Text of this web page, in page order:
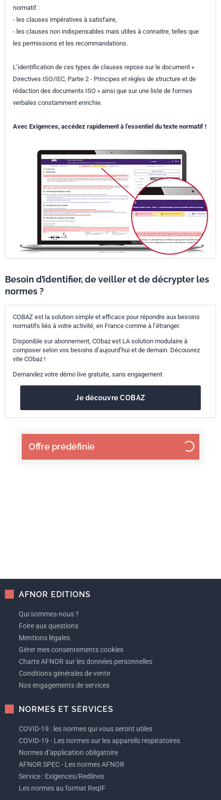
Offre prédéfinie
normatif :
- les clauses impératives à satisfaire,
- les clauses non indispensables mais utiles à connaitre, telles que
les permissions et les recommandations.
L’identification de ces types de clauses repose sur le document «
Directives ISO/IEC, Partie 2 - Principes et règles de structure et de
rédaction des documents ISO » ainsi que sur une liste de formes
verbales constamment enrichie.
Avec Exigences, accédez rapidement à l’essentiel du texte normatif !
Besoin d’identifier, de veiller et de décrypter les
normes ?
COBAZ est la solution simple et efficace pour répondre aux besoins
normatifs liés à votre activité, en France comme à l’étranger.
Disponible sur abonnement, CObaz est LA solution modulaire à
composer selon vos besoins d’aujourd’hui et de demain. Découvrez
vite CObaz !
Demandez votre démo live gratuite, sans engagement
Je découvre COBAZ
AFNOR EDITIONS
Qui sommes-nous ?
Foire aux questions
Mentions légales
Gérer mes consentements cookies
Charte AFNOR sur les données personnelles
Conditions générales de vente
Nos engagements de services
NORMES ET SERVICES
COVID-19 : les normes qui vous seront utiles
COVID-19 - Les normes sur les appareils respiratoires
Normes d’application obligatoire
AFNOR SPEC - Les normes AFNOR
Service : Exigences/Redlines
Les normes au format ReqIF